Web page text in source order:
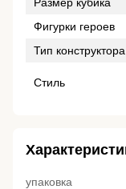
Фигурки героев
Тип конструктора
Стиль
упаковка